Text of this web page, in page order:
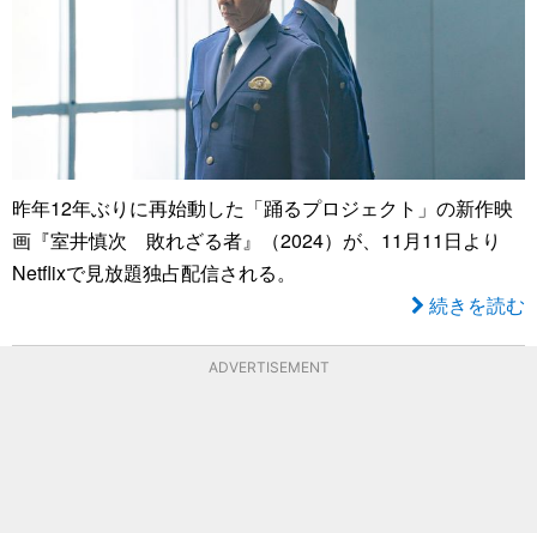
昨年12年ぶりに再始動した「踊るプロジェクト」の新作映
画『室井慎次 敗れざる者』（2024）が、11月11日より
Netflixで見放題独占配信される。
続きを読む
ADVERTISEMENT